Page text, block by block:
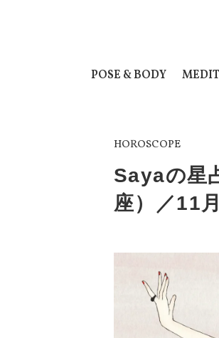
POSE & BODY
HOROSCOPE
Sayaの星
座）／11